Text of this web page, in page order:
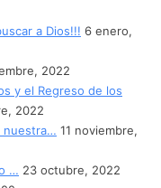
a Dios!!! 6 enero,
2022
y el Regreso de los
2022
nuestra… 11 noviembre,
… 23 octubre, 2022